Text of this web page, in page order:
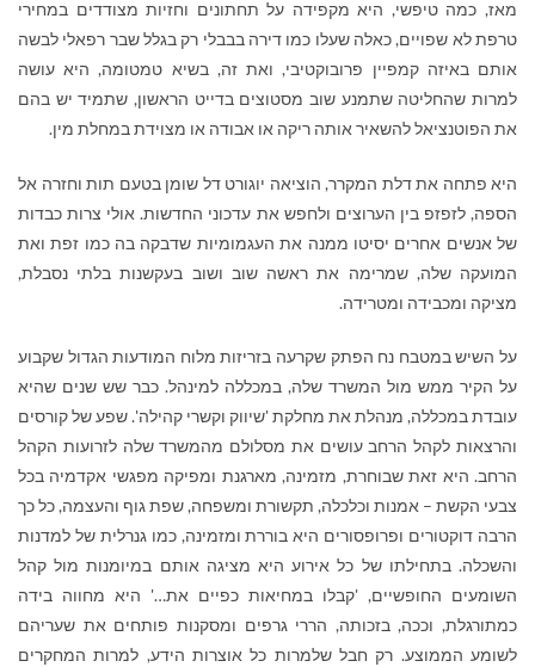
מאז, כמה טיפשי, היא מקפידה על תחתונים וחזיות מצודדים במחירי
טרפת לא שפויים, כאלה שעלו כמו דירה בבבלי רק בגלל שבר רפאלי לבשה
אותם באיזה קמפיין פרובוקטיבי, ואת זה, בשיא טמטומה, היא עושה
למרות שהחליטה שתמנע שוב מסטוצים בדייט הראשון, שתמיד יש בהם
את הפוטנציאל להשאיר אותה ריקה או אבודה או מצוידת במחלת מין.
היא פתחה את דלת המקרר, הוציאה יוגורט דל שומן בטעם תות וחזרה אל
הספה, לזפזפ בין הערוצים ולחפש את עדכוני החדשות. אולי צרות כבדות
של אנשים אחרים יסיטו ממנה את העגמומיות שדבקה בה כמו זפת ואת
המועקה שלה, שמרימה את ראשה שוב ושוב בעקשנות בלתי נסבלת,
מציקה ומכבידה ומטרידה.
על השיש במטבח נח הפתק שקרעה בזריזות מלוח המודעות הגדול שקבוע
על הקיר ממש מול המשרד שלה, במכללה למינהל. כבר שש שנים שהיא
עובדת במכללה, מנהלת את מחלקת 'שיווק וקשרי קהילה'. שפע של קורסים
והרצאות לקהל הרחב עושים את מסלולם מהמשרד שלה לזרועות הקהל
הרחב. היא זאת שבוחרת, מזמינה, מארגנת ומפיקה מפגשי אקדמיה בכל
צבעי הקשת – אמנות וכלכלה, תקשורת ומשפחה, שפת גוף והעצמה, כל כך
הרבה דוקטורים ופרופסורים היא בוררת ומזמינה, כמו גנרלית של למדנות
והשכלה. בתחילתו של כל אירוע היא מציגה אותם במיומנות מול קהל
השומעים החופשיים, 'קבלו במחיאות כפיים את…' היא מחווה בידה
כמתורגלת, וככה, בזכותה, הררי גרפים ומסקנות פותחים את שעריהם
לשומע הממוצע. רק חבל שלמרות כל אוצרות הידע, למרות המחקרים